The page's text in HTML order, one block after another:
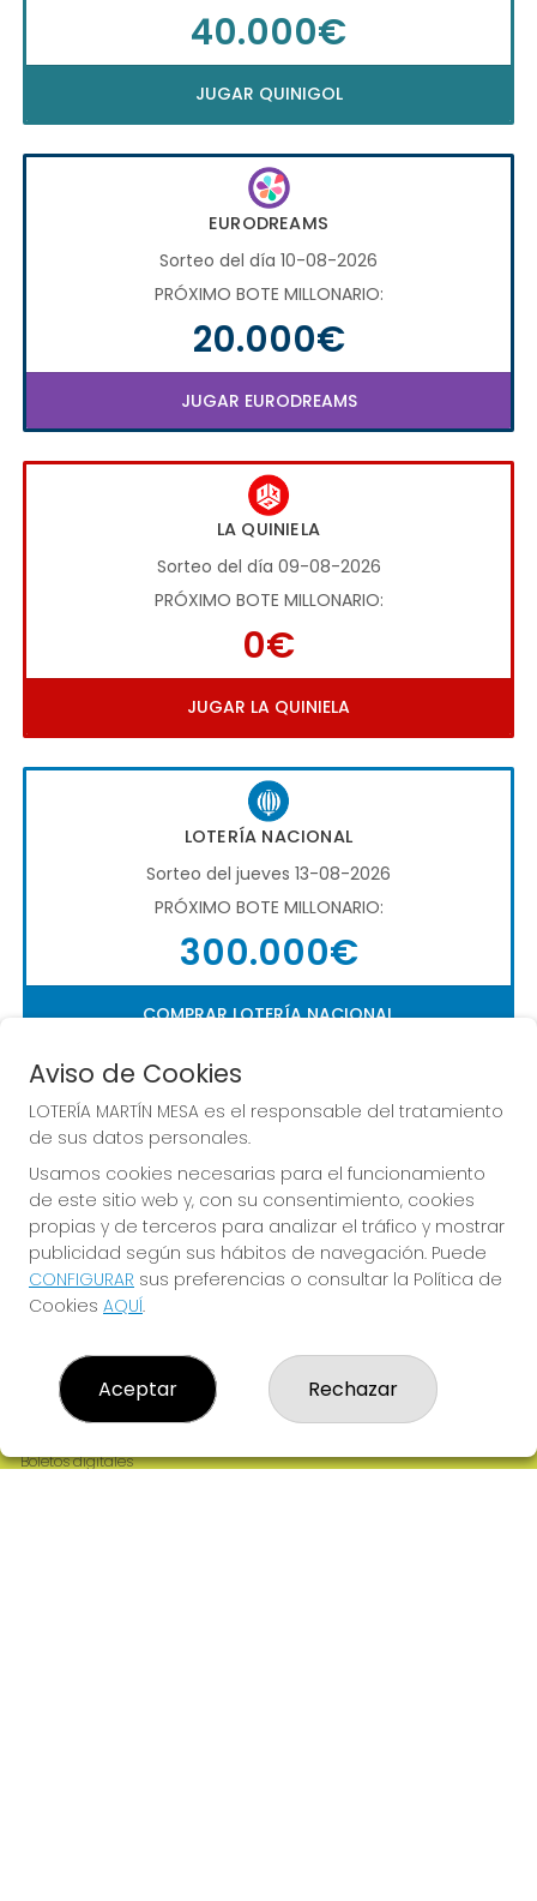
40.000€
JUGAR QUINIGOL
EURODREAMS
Sorteo del día 10-08-2026
PRÓXIMO BOTE MILLONARIO:
20.000€
JUGAR EURODREAMS
LA QUINIELA
Sorteo del día 09-08-2026
PRÓXIMO BOTE MILLONARIO:
0€
JUGAR LA QUINIELA
LOTERÍA NACIONAL
Sorteo del jueves 13-08-2026
PRÓXIMO BOTE MILLONARIO:
300.000€
COMPRAR LOTERÍA NACIONAL
Imagen anterior
LOTERÍA MARTÍN MESA
Resultados
Contacto
Empresas
Boletos digitales
Aviso de Cookies
LOTERÍA MARTÍN MESA es el responsable del tratamiento
de sus datos personales.
Usamos cookies necesarias para el funcionamiento
de este sitio web y, con su consentimiento, cookies
propias y de terceros para analizar el tráfico y mostrar
publicidad según sus hábitos de navegación. Puede
CONFIGURAR sus preferencias o consultar la Política de
Cookies AQUÍ.
Aceptar Rechazar